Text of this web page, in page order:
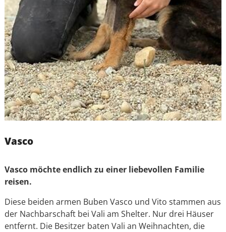
Vasco
Vasco möchte endlich zu einer liebevollen Familie
reisen.
Diese beiden armen Buben Vasco und Vito stammen aus
der Nachbarschaft bei Vali am Shelter. Nur drei Häuser
entfernt. Die Besitzer baten Vali an Weihnachten, die